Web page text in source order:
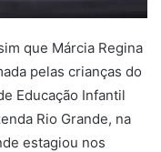
que Márcia Regina
pelas crianças do
Educação Infantil
Rio Grande, na
estagiou nos